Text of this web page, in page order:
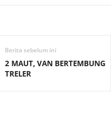
Berita sebelum ini
2 MAUT, VAN BERTEMBUNG
TRELER